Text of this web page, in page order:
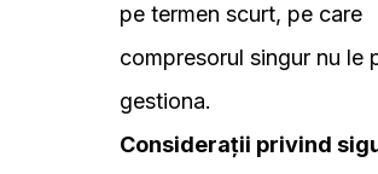
pe termen scurt, pe care
compresorul singur nu le
gestiona.
Considerații privind